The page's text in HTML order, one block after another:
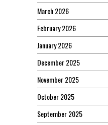
March 2026
February 2026
January 2026
December 2025
November 2025
October 2025
September 2025